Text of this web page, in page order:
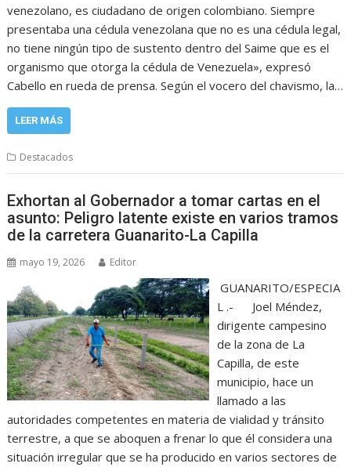
venezolano, es ciudadano de origen colombiano. Siempre
presentaba una cédula venezolana que no es una cédula legal,
no tiene ningún tipo de sustento dentro del Saime que es el
organismo que otorga la cédula de Venezuela», expresó
Cabello en rueda de prensa. Según el vocero del chavismo, la…
LEER MÁS
Destacados
Exhortan al Gobernador a tomar cartas en el
asunto: Peligro latente existe en varios tramos
de la carretera Guanarito-La Capilla
mayo 19, 2026 Editor
GUANARITO/ESPECIA
L .- Joel Méndez,
dirigente campesino
de la zona de La
Capilla, de este
municipio, hace un
llamado a las
autoridades competentes en materia de vialidad y tránsito
terrestre, a que se aboquen a frenar lo que él considera una
situación irregular que se ha producido en varios sectores de